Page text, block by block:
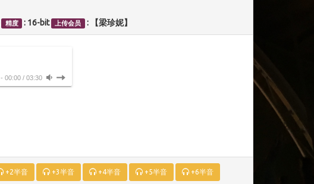
精度 : 16-bit 上传会员 : 【梁珍妮】
- 00:00/ 03:30
+2半音 +3半音 +4半音 +5半音 +6半音